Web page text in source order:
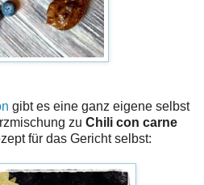
gibt es eine ganz eigene selbst
zu Chili con carne
für das Gericht selbst: